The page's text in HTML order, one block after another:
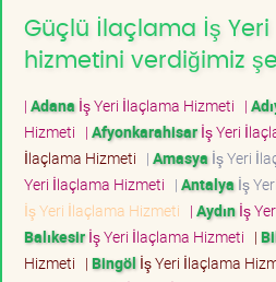
Güçlü İlaçlama İş
hizmetini verdiğimiz
| Adana İş Yeri İlaçlama Hizmeti |
Hizmeti | Afyonkarahisarİş Yeri
İlaçlama Hizmeti | Amasya İş Yeri
Yeri İlaçlama Hizmeti | Antalya İş
İş Yeri İlaçlama Hizmeti | Aydınİş
Balıkesirİş Yeri İlaçlama Hizmeti |
Hizmeti | Bingöl İş Yeri İlaçlama